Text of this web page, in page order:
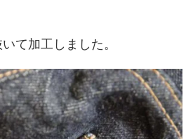
て加工しました。